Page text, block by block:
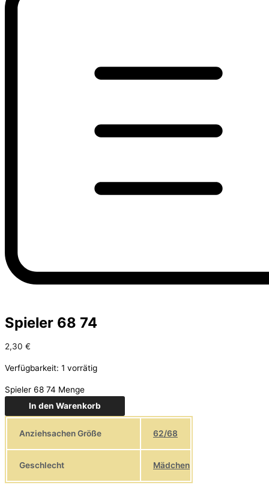
Spieler 68 74
2,30 €
Verfügbarkeit: 1 vorrätig
Spieler 68 74 Menge
In den Warenkorb
Anziehsachen Größe 62/68
Geschlecht Mädchen